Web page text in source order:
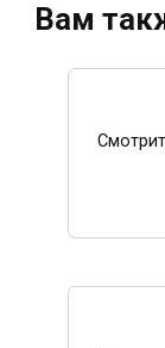
Вам